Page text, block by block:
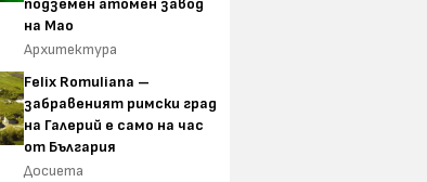
подземен атомен завод
на Мао
Архитектура
Felix Romuliana –
забравеният римски град
на Галерий е само на час
от България
Досиета